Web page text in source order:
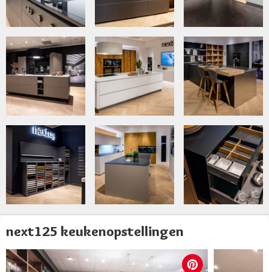
next125 keukenopstellingen